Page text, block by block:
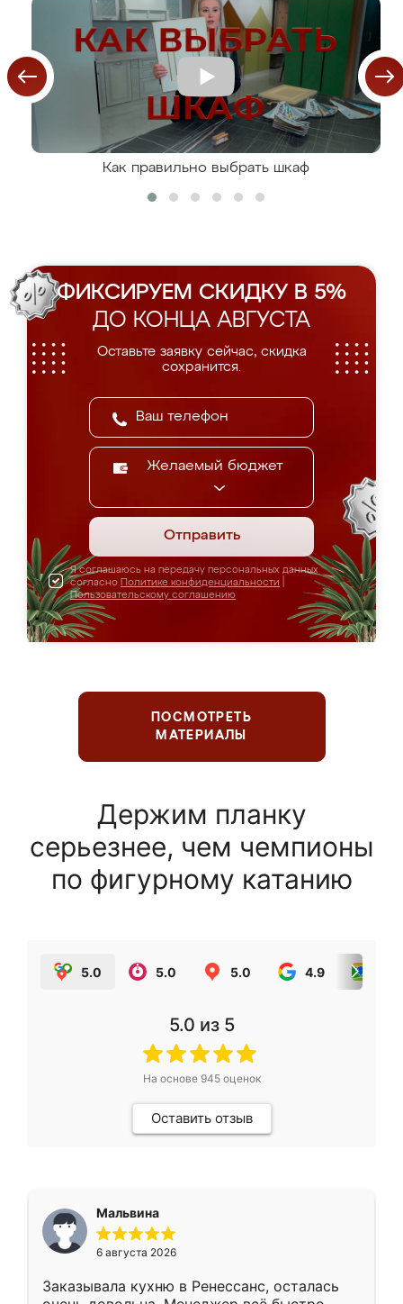
Как правильно выбрать шкаф
ФИКСИРУЕМ СКИДКУ В 5%
ДО КОНЦА АВГУСТА
Оставьте заявку сейчас, скидка
сохранится.
Желаемый бюджет
Отправить
Я соглашаюсь на передачу персональных данных
согласно Политике конфиденциальности
Пользовательскому соглашению
ПОСМОТРЕТЬ
МАТЕРИАЛЫ
Держим планку
серьезнее, чем чемпионы
по фигурному катанию
5.0 5.0 5.0 4.9
5.0 из 5
На основе 945оценок
Оставить отзыв
Мальвина
6 августа 2026
Заказывала кухню в Ренессанс, осталась